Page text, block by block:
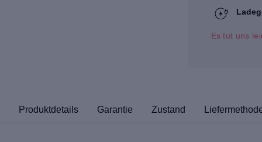
Es tut uns
Produktdetails Garantie Zustand